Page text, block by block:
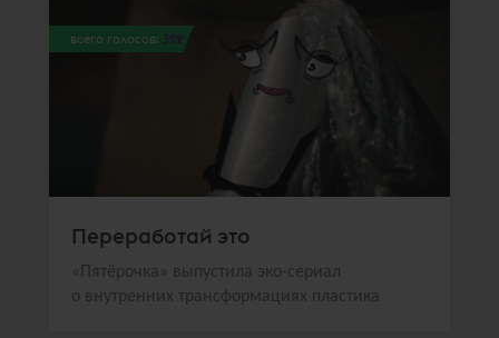
всего голосов: 392
Переработай это
«Пятёрочка» выпустила эко-сериал
о внутренних трансформациях пластика